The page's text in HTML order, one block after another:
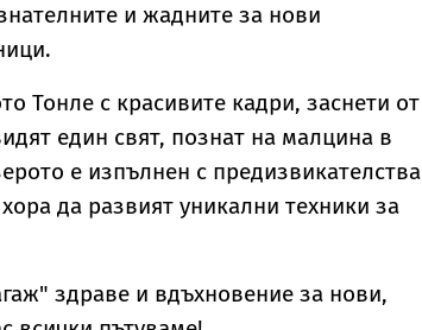
и жадните за нови
Тонле с красивите кадри, заснети от
един свят, познат на малцина в
е изпълнен с предизвикателства
да развият уникални техники за
здраве и вдъхновение за нови,